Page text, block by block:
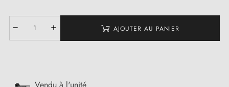
AJOUTER AU PANIER
Vendu à l'unité